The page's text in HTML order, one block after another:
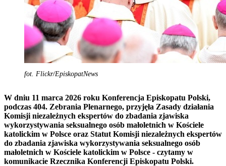
fot. Flickr/EpiskopatNews
W dniu 11 marca 2026 roku Konferencja Episkopatu Polski,
podczas 404. Zebrania Plenarnego, przyjęła Zasady działania
Komisji niezależnych ekspertów do zbadania zjawiska
wykorzystywania seksualnego osób małoletnich w Kościele
katolickim w Polsce oraz Statut Komisji niezależnych ekspertów
do zbadania zjawiska wykorzystywania seksualnego osób
małoletnich w Kościele katolickim w Polsce - czytamy w
komunikacie Rzecznika Konferencji Episkopatu Polski.